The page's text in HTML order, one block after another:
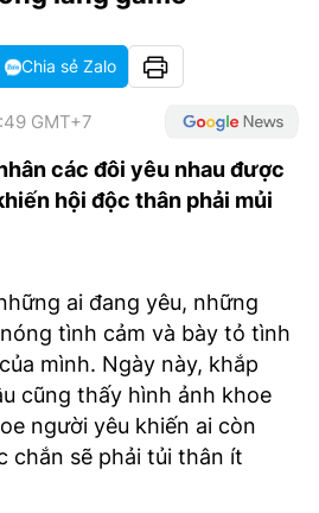
Chia sẻ Zalo
GMT+7
các đôi yêu nhau được
hội độc thân phải mủi
ai đang yêu, những
tình cảm và bày tỏ tình
mình. Ngày này, khắp
cũng thấy hình ảnh khoe
người yêu khiến ai còn
chắn sẽ phải tủi thân ít